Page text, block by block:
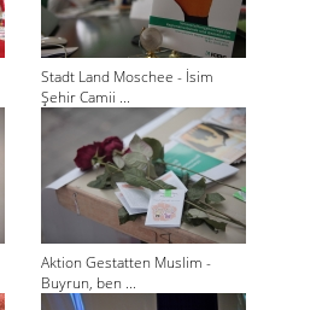
Stadt Land Moschee - İsim
Şehir Camii ...
Aktion Gestatten Muslim -
Buyrun, ben ...